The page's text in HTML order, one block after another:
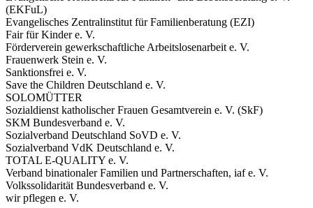
(EKFuL)
Evangelisches Zentralinstitut für Familienberatung (EZI)
Fair für Kinder e. V.
Förderverein gewerkschaftliche Arbeitslosenarbeit e. V.
Frauenwerk Stein e. V.
Sanktionsfrei e. V.
Save the Children Deutschland e. V.
SOLOMÜTTER
Sozialdienst katholischer Frauen Gesamtverein e. V. (SkF)
SKM Bundesverband e. V.
Sozialverband Deutschland SoVD e. V.
Sozialverband VdK Deutschland e. V.
TOTAL E-QUALITY e. V.
Verband binationaler Familien und Partnerschaften, iaf e. V.
Volkssolidarität Bundesverband e. V.
wir pflegen e. V.